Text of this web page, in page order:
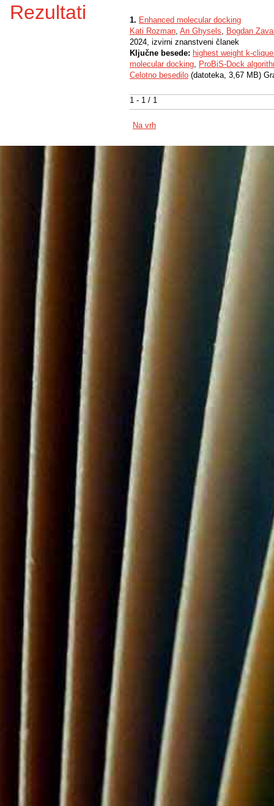
Rezultati
1 - 1 / 1
1. Enhanced molecular docking
Kati Rozman, An Ghysels, Bogdan
2024, izvirni znanstveni članek
Ključne besede: highest weight k-
molecular docking, ProBiS-Dock
Celotno besedilo (datoteka, 3,67 MB)
Na vrh